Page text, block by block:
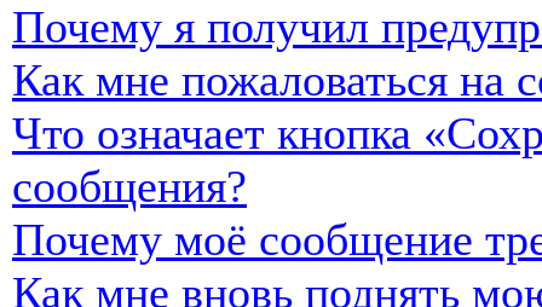
Почему я получил
Как мне пожаловаться на
Что означает кнопка
сообщения?
Почему моё сообщение
Как мне вновь поднять